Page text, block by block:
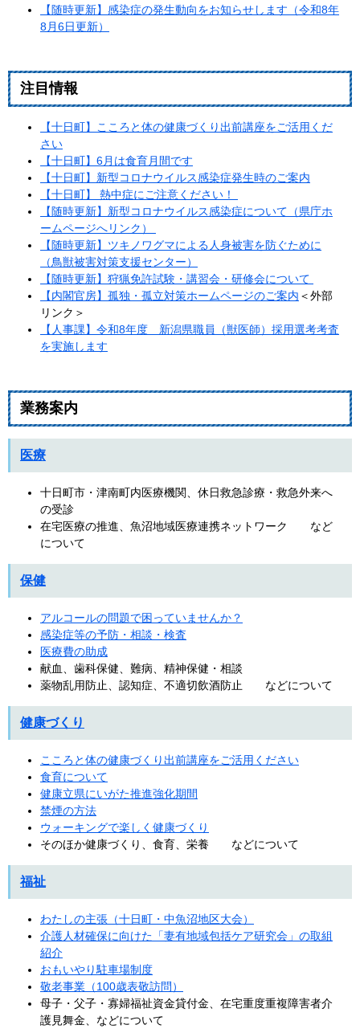
【随時更新】感染症の発生動向をお知らせします（令和8年
8月6日更新）
注目情報
【十日町】こころと体の健康づくり出前講座をご活用くだ
さい
【十日町】6月は食育月間です
【十日町】新型コロナウイルス感染症発生時のご案内
【十日町】 熱中症にご注意ください！
【随時更新】新型コロナウイルス感染症について（県庁ホ
ームページへリンク）
【随時更新】ツキノワグマによる人身被害を防ぐために
（鳥獣被害対策支援センター）
【随時更新】狩猟免許試験・講習会・研修会について ​
【内閣官房】孤独・孤立対策ホームページのご案内 ＜外部
リンク＞
【人事課】令和8年度 新潟県職員（獣医師）採用選考考査
を実施します
業務案内
医療
十日町市・津南町内医療機関、休日救急診療・救急外来へ
の受診
在宅医療の推進、魚沼地域医療連携ネットワーク など
について
保健
アルコールの問題で困っていませんか？
感染症等の予防・相談・検査
医療費の助成
献血、歯科保健、難病、精神保健・相談
薬物乱用防止、認知症、不適切飲酒防止 などについて
健康づくり
こころと体の健康づくり出前講座をご活用ください
食育について
健康立県にいがた推進強化期間
禁煙の方法
ウォーキングで楽しく健康づくり
そのほか健康づくり、食育、栄養 などについて
福祉
わたしの主張（十日町・中魚沼地区大会）
介護人材確保に向けた「妻有地域包括ケア研究会」の取組
紹介
おもいやり駐車場制度
敬老事業（100歳表敬訪問）
母子・父子・寡婦福祉資金貸付金、在宅重度重複障害者介
護見舞金、などについて